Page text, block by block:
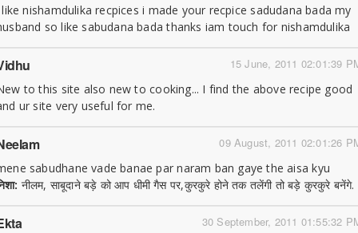
nishamdulika recpices i made your recpice sadudana bada my
so like sabudana bada thanks iam touch for nishamdulika
15 June, 2011 02:01:39
to this site also new to cooking... I find the above recipe good
ur site very useful for me.
09 August, 2011 02:01:26
sabudhane vade banae par naram ban gaye the aisa kyu
नीलम, साबूदाने बड़े को आप धीमी गैस पर,कुरकुरे होने तक तलेंगी तो बड़े कुरकुरे बनेंगे.
30 September, 2011 01:55:32